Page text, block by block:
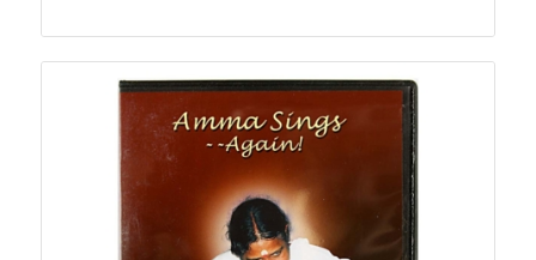
initial
était :
10,00€.
actuel
est :
1,00€.